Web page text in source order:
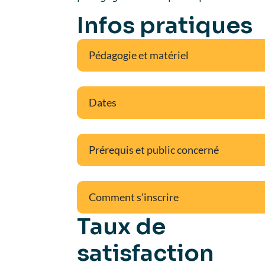
Infos pratiques
Pédagogie et matériel
Dates
Prérequis et public concerné
Comment s'inscrire
Taux de
satisfaction